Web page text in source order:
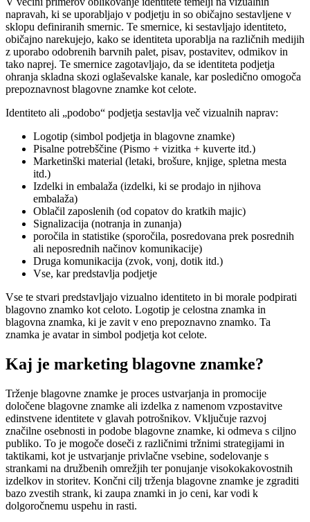
napravah, ki se uporabljajo v podjetju in so običajno sestavljene v
sklopu definiranih smernic. Te smernice, ki sestavljajo identiteto,
običajno narekujejo, kako se identiteta uporablja na različnih medijih
z uporabo odobrenih barvnih palet, pisav, postavitev, odmikov in
tako naprej. Te smernice zagotavljajo, da se identiteta podjetja
ohranja skladna skozi oglaševalske kanale, kar posledično omogoča
prepoznavnost blagovne znamke kot celote.
Identiteto ali „podobo“ podjetja sestavlja več vizualnih naprav:
Logotip (simbol podjetja in blagovne znamke)
Pisalne potrebščine (Pismo + vizitka + kuverte itd.)
Marketinški material (letaki, brošure, knjige, spletna mesta
itd.)
Izdelki in embalaža (izdelki, ki se prodajo in njihova
embalaža)
Oblačil zaposlenih (od copatov do kratkih majic)
Signalizacija (notranja in zunanja)
poročila in statistike (sporočila, posredovana prek posrednih
ali neposrednih načinov komunikacije)
Druga komunikacija (zvok, vonj, dotik itd.)
Vse, kar predstavlja podjetje
Vse te stvari predstavljajo vizualno identiteto in bi morale podpirati
blagovno znamko kot celoto. Logotip je celostna znamka in
blagovna znamka, ki je zavit v eno prepoznavno znamko. Ta
znamka je avatar in simbol podjetja kot celote.
Kaj je marketing blagovne znamke?
Trženje blagovne znamke je proces ustvarjanja in promocije
določene blagovne znamke ali izdelka z namenom vzpostavitve
edinstvene identitete v glavah potrošnikov. Vključuje razvoj
značilne osebnosti in podobe blagovne znamke, ki odmeva s ciljno
publiko. To je mogoče doseči z različnimi tržnimi strategijami in
taktikami, kot je ustvarjanje privlačne vsebine, sodelovanje s
strankami na družbenih omrežjih ter ponujanje visokokakovostnih
izdelkov in storitev. Končni cilj trženja blagovne znamke je zgraditi
bazo zvestih strank, ki zaupa znamki in jo ceni, kar vodi k
dolgoročnemu uspehu in rasti.